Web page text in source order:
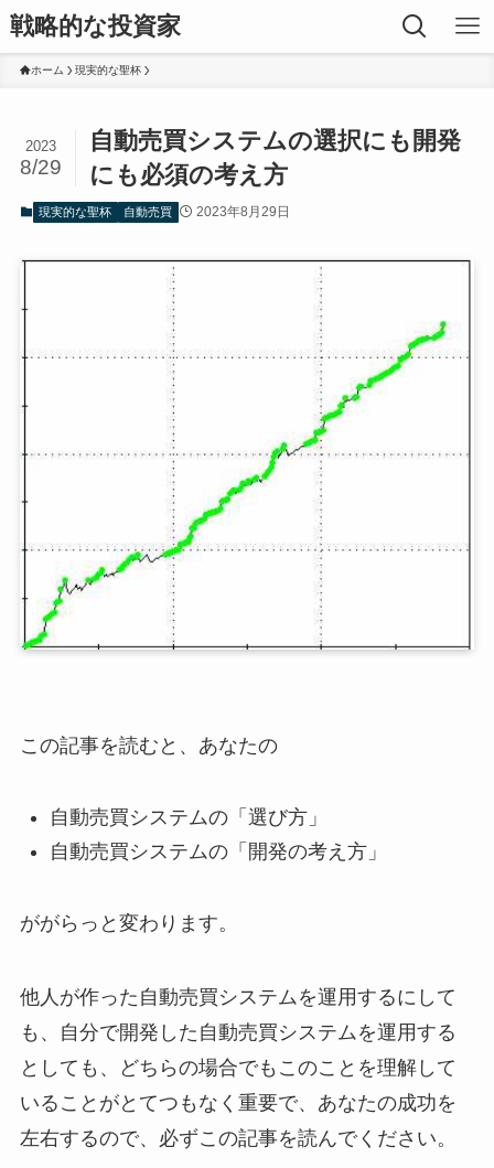
戦略的な投資家
ホーム 現実的な聖杯
自動売買システムの選択にも開発
にも必須の考え方
2023
8/29
現実的な聖杯 自動売買 2023年8月29日
この記事を読むと、あなたの
自動売買システムの「選び方」
自動売買システムの「開発の考え方」
ががらっと変わります。
他人が作った自動売買システムを運用するにして
も、
自分で開発した自動売買システムを運用する
としても、どちらの場合でも このことを理解して
いることがとてつもなく重要で、あなたの成功を
左右するので、必ずこの記事を読んでください。